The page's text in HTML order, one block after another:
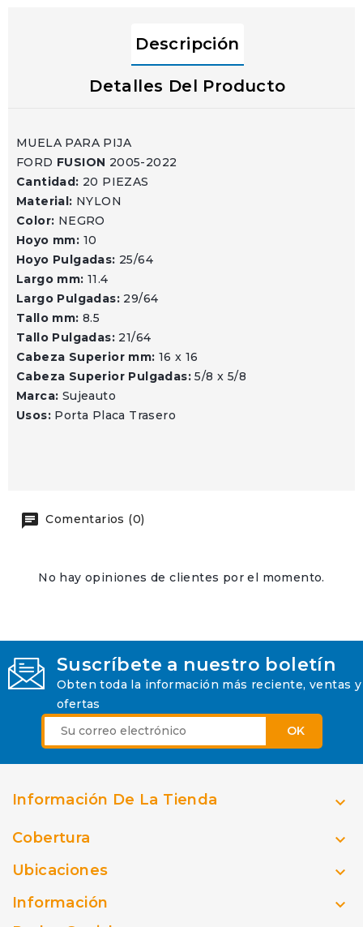
Descripción
Detalles Del Producto
MUELA PARA PIJA
FORD FUSION 2005-2022
Cantidad: 20 PIEZAS
Material: NYLON
Color: NEGRO
Hoyo mm: 10
Hoyo Pulgadas: 25/64
Largo mm: 11.4
Largo Pulgadas: 29/64
Tallo mm: 8.5
Tallo Pulgadas: 21/64
Cabeza Superior mm: 16 x 16
Cabeza Superior Pulgadas:5/8 x 5/8
Marca: Sujeauto
Usos: Porta Placa Trasero
Comentarios (0)
No hay opiniones de clientes por el momento.
Suscríbete a nuestro boletín
Obten toda la información más reciente, ventas y
ofertas
Información De La Tienda 
Cobertura 
Ubicaciones 
Información 